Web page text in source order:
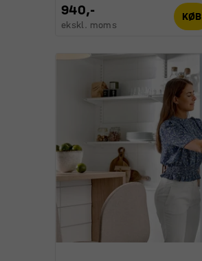
940,-
ekskl. moms
KØB